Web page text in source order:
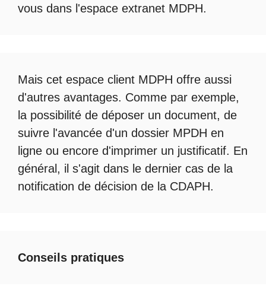
vous dans l'espace extranet MDPH.
Mais cet espace client MDPH offre aussi
d'autres avantages. Comme par exemple,
la possibilité de déposer un document, de
suivre l'avancée d'un dossier MPDH en
ligne ou encore d'imprimer un justificatif. En
général, il s'agit dans le dernier cas de la
notification de décision de la CDAPH.
Conseils pratiques